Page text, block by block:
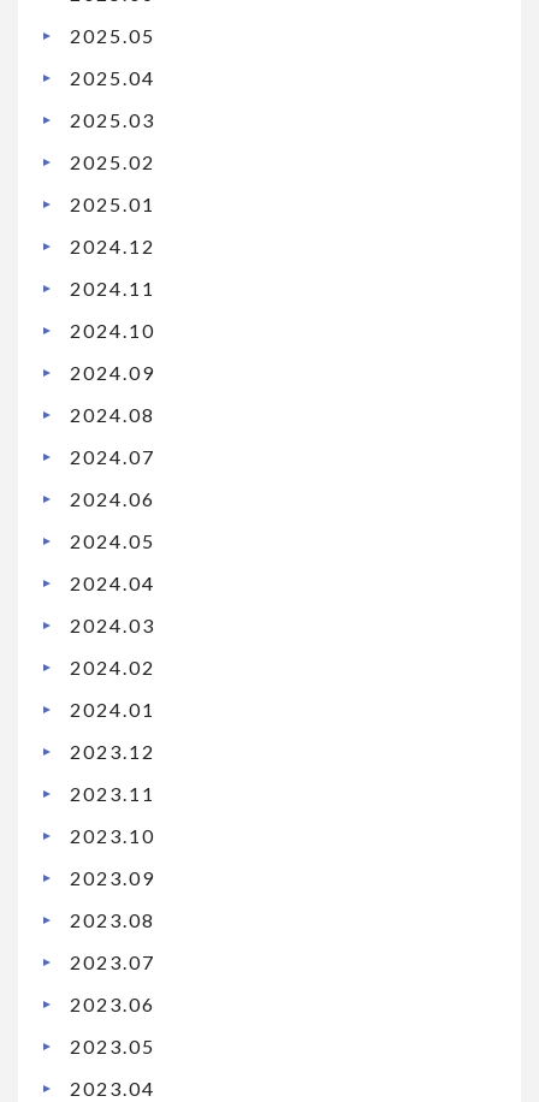
2025.05
2025.04
2025.03
2025.02
2025.01
2024.12
2024.11
2024.10
2024.09
2024.08
2024.07
2024.06
2024.05
2024.04
2024.03
2024.02
2024.01
2023.12
2023.11
2023.10
2023.09
2023.08
2023.07
2023.06
2023.05
2023.04